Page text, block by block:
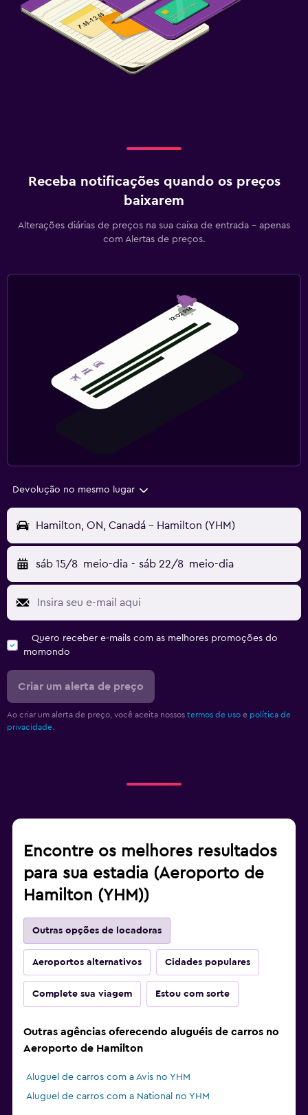
Receba notificações quando os preços
baixarem
Alterações diárias de preços na sua caixa de entrada - apenas
com Alertas de preços.
Devolução no mesmo lugar
Hamilton, ON, Canadá - Hamilton (YHM)
sáb 15/8 meio-dia - sáb 22/8 meio-dia
Quero receber e-mails com as melhores promoções do
momondo
Criar um alerta de preço
Ao criar um alerta de preço, você aceita nossos termos de uso e política de
privacidade.
Encontre os melhores resultados
para sua estadia (Aeroporto de
Hamilton (YHM))
Outras opções de locadoras
Aeroportos alternativos Cidades populares
Complete sua viagem Estou com sorte
Outras agências oferecendo aluguéis de carros no
Aeroporto de Hamilton
Aluguel de carros com a Avis no YHM
Aluguel de carros com a National no YHM